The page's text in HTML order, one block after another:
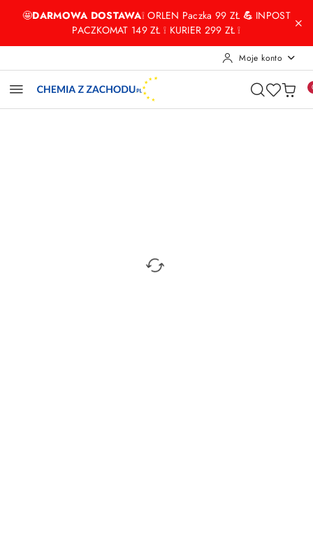
Przejdź do treści głównej
Przejdź do wyszukiwarki
Przejdź do moje konto
Przejdź do menu głównego
Przejdź do opisu produktu
Przejdź do stopki
🤩DARMOWA DOSTAWA❕ ORLEN Paczka 99 ZŁ💪 INPOST
PACZKOMAT 149 ZŁ ❕ KURIER 299 ZŁ ❕
Moje konto